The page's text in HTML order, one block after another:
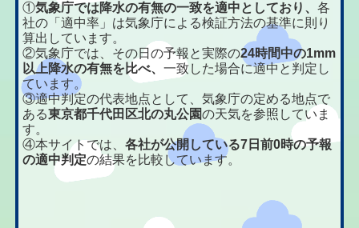
①気象庁では降水の有無の一致を適中としており、各
社の「適中率」は気象庁による検証方法の基準に則り
算出しています。
②気象庁では、その日の予報と実際の24時間中の1mm
以上降水の有無を比べ、一致した場合に適中と判定し
ています。
③適中判定の代表地点として、気象庁の定める地点で
ある東京都千代田区北の丸公園の天気を参照していま
す。
④本サイトでは、各社が公開している7日前0時の予報
の適中判定の結果を比較しています。